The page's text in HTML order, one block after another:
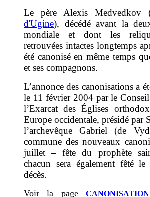
Le père Alexis Medvedkov
d'Ugine), décédé avant la
mondiale et dont les
retrouvées intactes longtemps
été canonisé en même temps
et ses compagnons.
L’annonce des canonisations a
le 11 février 2004 par le
l’Exarcat des Églises
Europe occidentale, présidé par
l’archevêque Gabriel (de
commune des nouveaux
juillet – fête du prophète
chacun sera également fêté
décès.
Voir la page